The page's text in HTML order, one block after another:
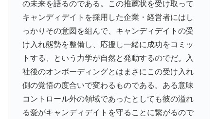
の未来を語るのである。この推薦状を受け取って
キャンディデイトを採用した企業・経営者にはし
っかりその意図を組んで、キャンディデイトの受
け入れ態勢を整備し、応援し一緒に成功をコミッ
トする、という力学が自然と発動するのでだ。入
社後のオンボーディングとはまさにこの受け入れ
側の覚悟の度合いで変わるものである。ある意味
コントロール外の領域であったとしても彼の溢れ
る愛がキャンディデイトを守ることに繋がるので